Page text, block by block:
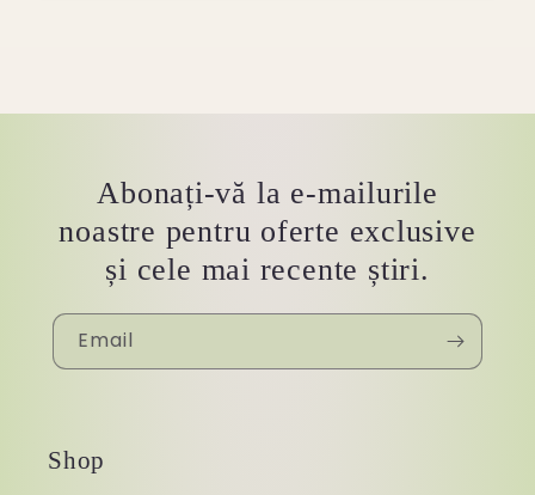
Abonați-vă la e-mailurile
noastre pentru oferte exclusive
și cele mai recente știri.
Email
Shop